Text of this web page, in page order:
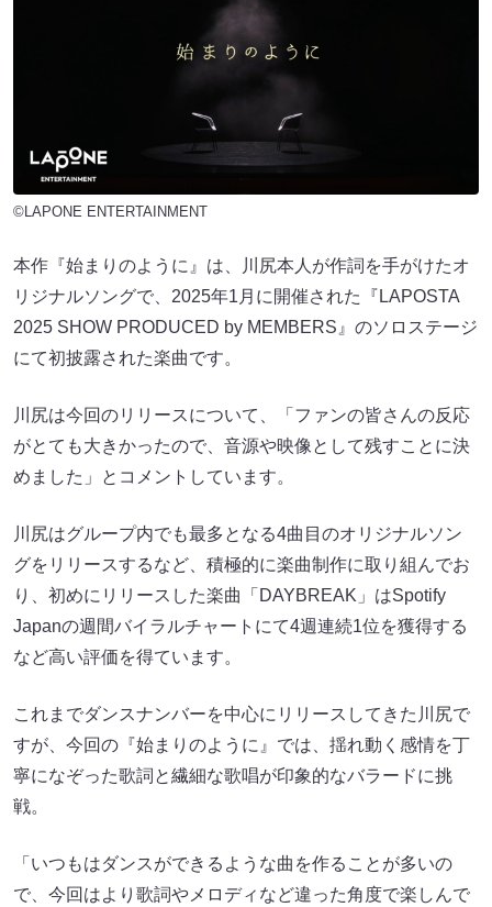
©LAPONE ENTERTAINMENT
本作『始まりのように』は、川尻本人が作詞を手がけたオ
リジナルソングで、2025年1月に開催された『LAPOSTA
2025 SHOW PRODUCED by MEMBERS』のソロステージ
にて初披露された楽曲です。
川尻は今回のリリースについて、「ファンの皆さんの反応
がとても大きかったので、音源や映像として残すことに決
めました」とコメントしています。
川尻はグループ内でも最多となる4曲目のオリジナルソン
グをリリースするなど、積極的に楽曲制作に取り組んでお
り、初めにリリースした楽曲「DAYBREAK」はSpotify
Japanの週間バイラルチャートにて4週連続1位を獲得する
など高い評価を得ています。
これまでダンスナンバーを中心にリリースしてきた川尻で
すが、今回の『始まりのように』では、揺れ動く感情を丁
寧になぞった歌詞と繊細な歌唱が印象的なバラードに挑
戦。
「いつもはダンスができるような曲を作ることが多いの
で、今回はより歌詞やメロディなど違った角度で楽しんで